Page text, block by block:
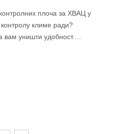
плоча за ХВАЦ у
климе ради?
уништи удобност.
Лош квалитет